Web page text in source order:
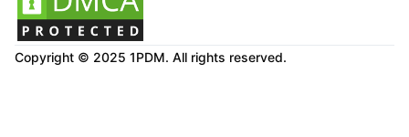
Copyright © 2025 1PDM. All rights reserved.